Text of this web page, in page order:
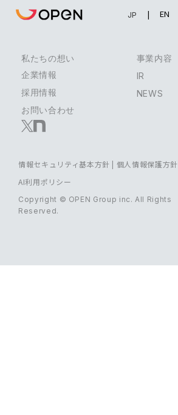
EN
JP
私たちの想い
事業内容
企業情報
IR
採用情報
NEWS
お問い合わせ
Copyright © OPEN Group inc. All Rights
Reserved.
情報セキュリティ基本方針 | 個人情報保護方針
AI利用ポリシー